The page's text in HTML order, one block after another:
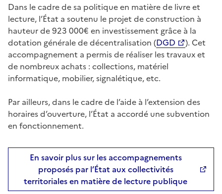
Dans le cadre de sa politique en matière de livre et
lecture, l’État a soutenu le projet de construction à
hauteur de 923 000€ en investissement grâce à la
dotation générale de décentralisation (DGD
). Cet
accompagnement a permis de réaliser les travaux et
de nombreux achats : collections, matériel
informatique, mobilier, signalétique, etc.
Par ailleurs, dans le cadre de l’aide à l’extension des
horaires d’ouverture, l’État a accordé une subvention
en fonctionnement.
En savoir plus sur les accompagnements
proposés par l’État aux collectivités
territoriales en matière de lecture publique